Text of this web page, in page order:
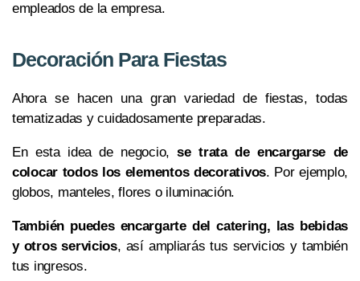
empleados de la empresa.
Decoración Para Fiestas
Ahora se hacen una gran variedad de fiestas, todas
tematizadas y cuidadosamente preparadas.
En esta idea de negocio,se trata de encargarse de
colocar todos los elementos decorativos. Por ejemplo,
globos, manteles, flores o iluminación.
También puedes encargarte del catering, las bebidas
y otros servicios, así ampliarás tus servicios y también
tus ingresos.